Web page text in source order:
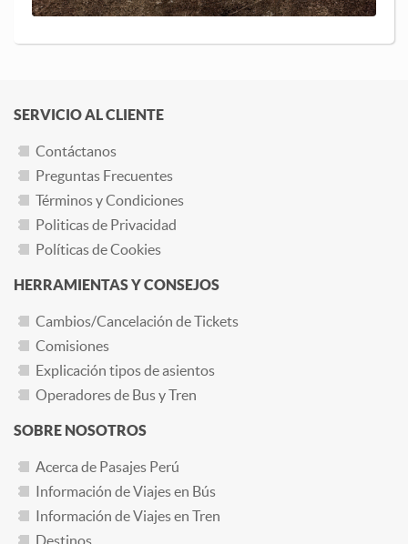
SERVICIO AL CLIENTE
Contáctanos
Preguntas Frecuentes
Términos y Condiciones
Politicas de Privacidad
Políticas de Cookies
HERRAMIENTAS Y CONSEJOS
Cambios/Cancelación de Tickets
Comisiones
Explicación tipos de asientos
Operadores de Bus y Tren
SOBRE NOSOTROS
Acerca de Pasajes Perú
Información de Viajes en Bús
Información de Viajes en Tren
Destinos